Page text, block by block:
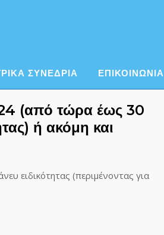
ΣΥΝΕΔΡΙΑ ΕΠΙΚΟΙΝΩΝΙΑ
(από τώρα έως 30
ή ακόμη και
ειδικότητας (περιμένοντας για